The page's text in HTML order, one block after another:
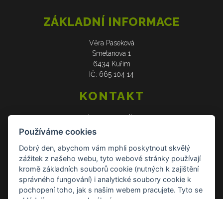
ZÁKLADNÍ INFORMACE
Věra Paseková
Smetanova 1
6434 Kuřim
IČ: 665 104 14
KONTAKT
web: www.verasije.cz
email: obchudek@verasije.cz
DOKUMENTY
Všeobecné obchodní podmínky
Zásady ochrany osobních údajů
Používáme cookies
Dobrý den, abychom vám mphli poskytnout skvělý
zážitek z našeho webu, tyto webové stránky používají
kromě základních souborů cookie (nutných k zajištění
správného fungování) i analytické soubory cookie k
pochopení toho, jak s našim webem pracujete. Tyto se